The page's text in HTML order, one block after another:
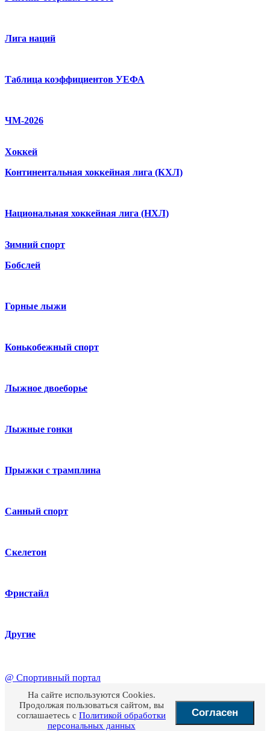
Лига наций
Таблица коэффициентов УЕФА
ЧМ-2026
Хоккей
Континентальная хоккейная лига (КХЛ)
Национальная хоккейная лига (НХЛ)
Зимний спорт
Бобслей
Горные лыжи
Конькобежный спорт
Лыжное двоеборье
Лыжные гонки
Прыжки с трамплина
Санный спорт
Скелетон
Фристайл
Другие
@ Спортивный портал
На сайте используются Cookies.
Продолжая пользоваться сайтом, вы
соглашаетесь с Политикой обработки
персональных данных
Согласен